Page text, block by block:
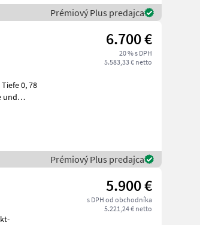
Prémiový Plus predajca
6.700 €
20 % s DPH
5.583,33 € netto
0, 78
Prémiový Plus predajca
5.900 €
s DPH od obchodníka
5.221,24 € netto